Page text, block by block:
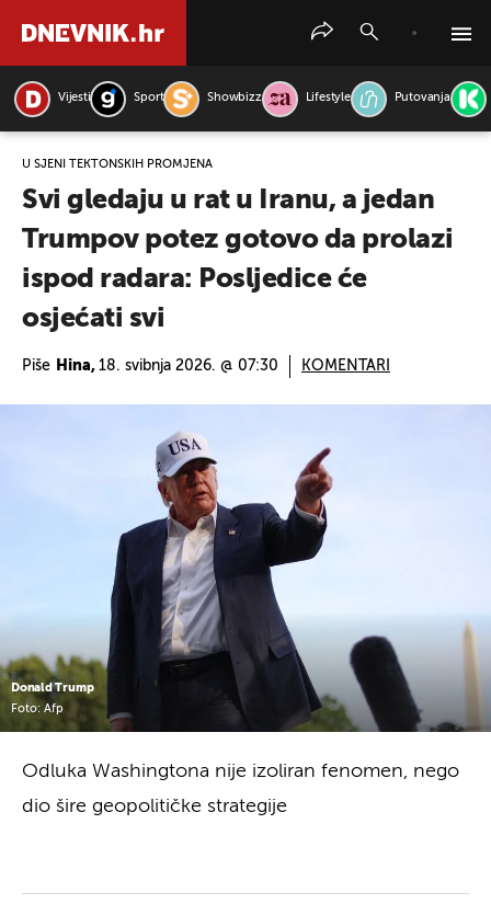
Vijesti Sport Showbizz Lifestyle Putovanja
U SJENI TEKTONSKIH PROMJENA
Svi gledaju u rat u Iranu, a jedan
Trumpov potez gotovo da prolazi
ispod radara: Posljedice će
osjećati svi
Piše Hina, 18. svibnja 2026. @ 07:30 KOMENTARI
Donald Trump
Foto: Afp
Odluka Washingtona nije izoliran fenomen, nego
dio šire geopolitičke strategije
PRETRAŽITE VIJESTI